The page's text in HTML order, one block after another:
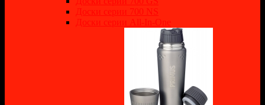
Доски серии 700 NS
Доски серии All-In-One